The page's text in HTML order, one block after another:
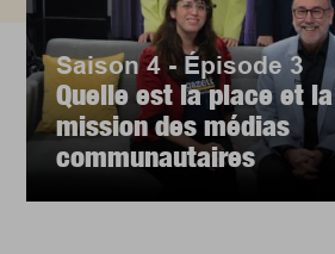
Saison 4 - Épisode 3
Quelle est la place et la
mission des médias
communautaires